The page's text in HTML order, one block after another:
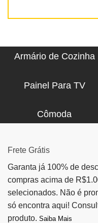
Armário de Cozinha
Painel Para TV
Cômoda
Frete Grátis
Garanta já 100% de
compras acima de
selecionados. Não é
só encontra aqui!
produto. Saiba Mais